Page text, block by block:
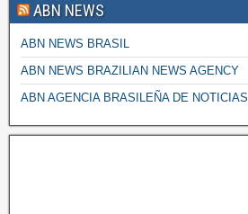
ABN NEWS
ABN NEWS BRASIL
ABN NEWS BRAZILIAN NEWS AGENCY
ABN AGENCIA BRASILEÑA DE NOTICIAS